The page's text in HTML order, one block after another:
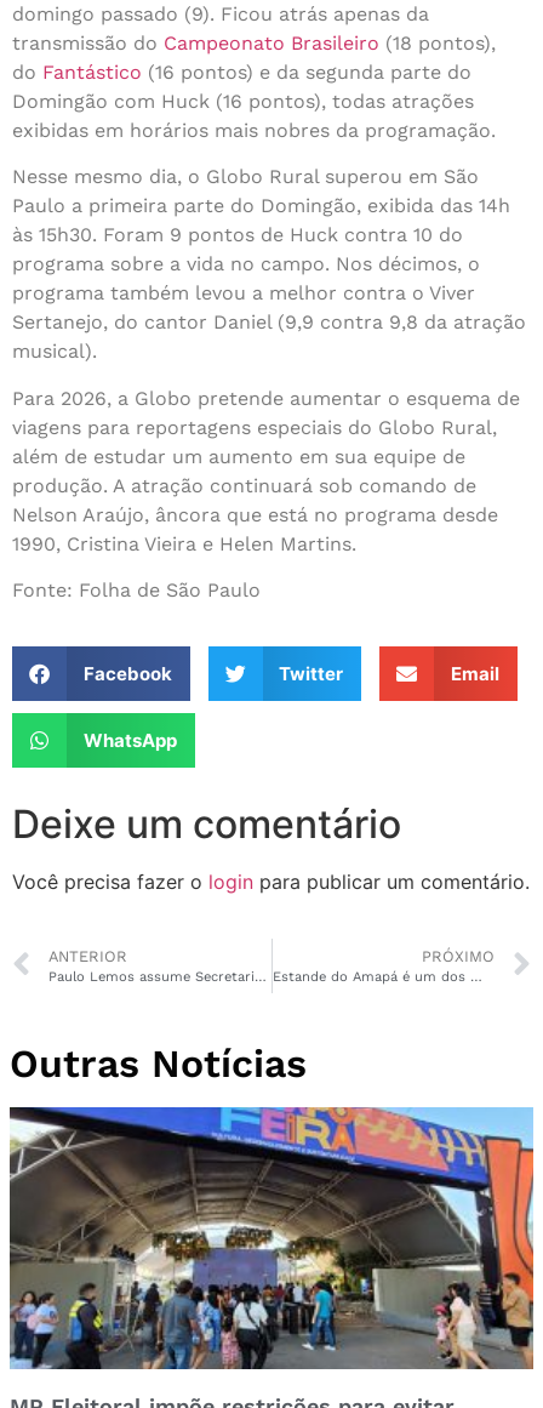
domingo passado (9). Ficou atrás apenas da
transmissão do Campeonato Brasileiro (18 pontos),
do Fantástico (16 pontos) e da segunda parte do
Domingão com Huck (16 pontos), todas atrações
exibidas em horários mais nobres da programação.
Nesse mesmo dia, o Globo Rural superou em São
Paulo a primeira parte do Domingão, exibida das 14h
às 15h30. Foram 9 pontos de Huck contra 10 do
programa sobre a vida no campo. Nos décimos, o
programa também levou a melhor contra o Viver
Sertanejo, do cantor Daniel (9,9 contra 9,8 da atração
musical).
Para 2026, a Globo pretende aumentar o esquema de
viagens para reportagens especiais do Globo Rural,
além de estudar um aumento em sua equipe de
produção. A atração continuará sob comando de
Nelson Araújo, âncora que está no programa desde
1990, Cristina Vieira e Helen Martins.
Fonte: Folha de São Paulo
Facebook Twitter Email
WhatsApp
Deixe um comentário
Você precisa fazer o login para publicar um comentário.
ANTERIOR
Paulo Lemos assume Secretaria de Educação do Amapá; suplente Lucas Abrahão ocupará vaga na Câmara
PRÓXIMO
Estande do Amapá é um dos mais visitados na COP30
Outras Notícias